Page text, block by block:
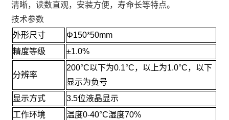
清晰，读数直观，安装方便，寿命长等特点。
技术参数
外形尺寸
Φ150*50mm
精度等级
±1.0%
分辨率
200°C以下为0.1°C，以上为1.0°C，以下
显示为负号
显示方式
3.5位液晶显示
工作环境
温度0-40°C湿度70%